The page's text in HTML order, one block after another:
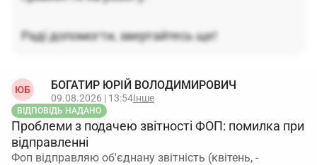
Раді допомогти, звертайтесь ще!
ЮБ БОГАТИР ЮРІЙ ВОЛОДИМИРОВИЧ
09.08.2026 | 13:54Інше
ВІДПОВІДЬ НАДАНО
Проблеми з подачею звітності ФОП: помилка при
відправленні
Фоп відправляю об'єднану звітність (квітень, -